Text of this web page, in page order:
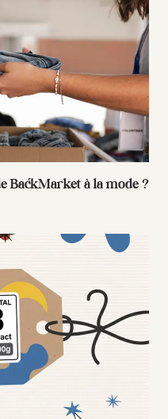
BackMarket à la mode ?